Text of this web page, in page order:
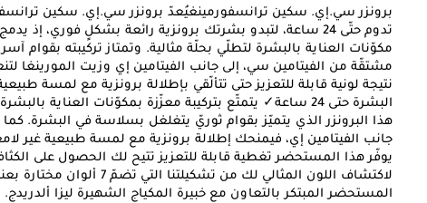
برونزر سي.إي. سكين ترانسفورمينغيُعدّ برونزر سي.إي. سكين
تدوم حتّى 24 ساعة، لتبدو بشرتك برونزية رائعة بشكلٍ فوري،
مكوّنات العناية بالبشرة لتطلّي بحلّة مثالية. وتمتاز تركيبته بقوام
نتيجة لونية قابلة للتعزيز حتى تتألّقي بإطلالة برونزية مع لمسة
البشرة حتى 24 ساعة✓ يتمتّع بتركيبة معزّزة بمكوّنات
هذا البرونزر الذي يتميّز بقوام ثوريّ يتغلغل بسلاسة في البشرة.
جانب الفيتامين إي، فيمنحك إطلالة برونزية مع لمسة طبيعية غير
لاكتشاف اللون المثالي لك
المستحضر المبتكر بالتعاون مع خبيرة المكياج الشهيرة ليزا ألدريدج.